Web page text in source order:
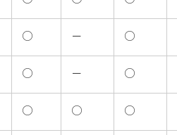
○ － ○
○ － ○
○ ○ ○